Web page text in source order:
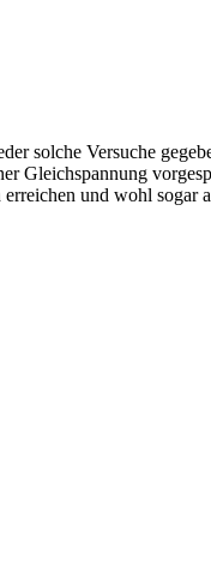
solche Versuche
Gleichspannung
und wohl sogar